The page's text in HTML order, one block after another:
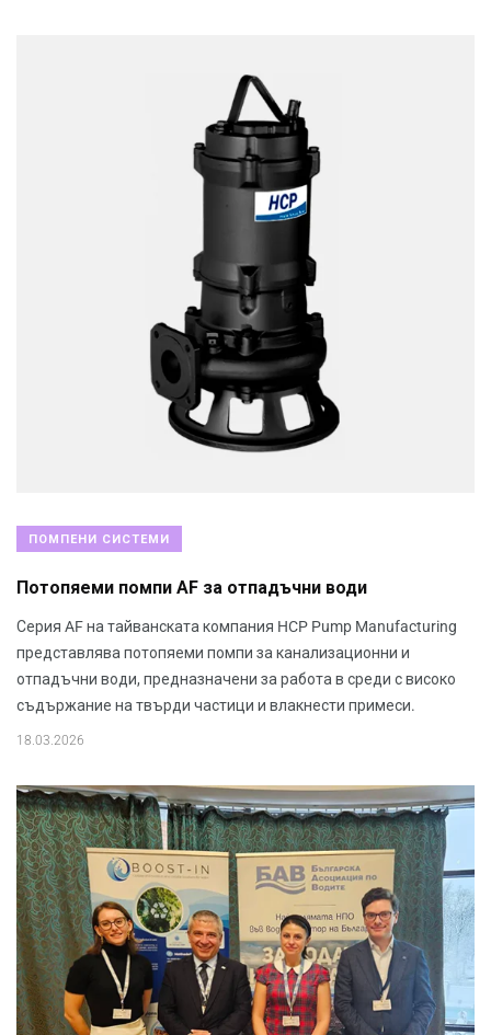
ПОМПЕНИ СИСТЕМИ
Потопяеми помпи AF за отпадъчни води
Серия AF на тайванската компания HCP Pump Manufacturing
представлява потопяеми помпи за канализационни и
отпадъчни води, предназначени за работа в среди с високо
съдържание на твърди частици и влакнести примеси.
18.03.2026